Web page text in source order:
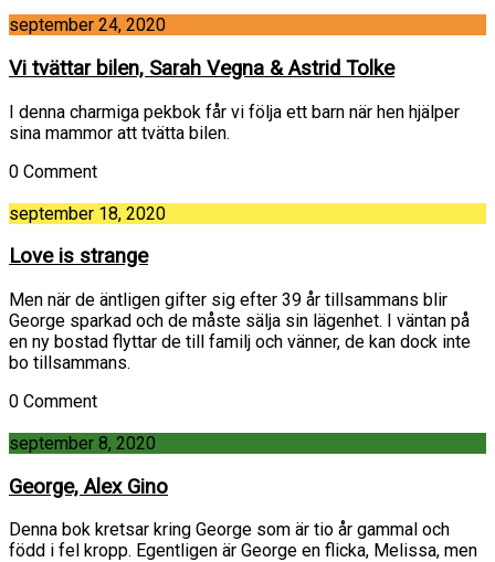
september 24, 2020
Vi tvättar bilen, Sarah Vegna & Astrid Tolke
I denna charmiga pekbok får vi följa ett barn när hen hjälper
sina mammor att tvätta bilen.
0 Comment
september 18, 2020
Love is strange
Men när de äntligen gifter sig efter 39 år tillsammans blir
George sparkad och de måste sälja sin lägenhet. I väntan på
en ny bostad flyttar de till familj och vänner, de kan dock inte
bo tillsammans.
0 Comment
september 8, 2020
George, Alex Gino
Denna bok kretsar kring George som är tio år gammal och
född i fel kropp. Egentligen är George en flicka, Melissa, men